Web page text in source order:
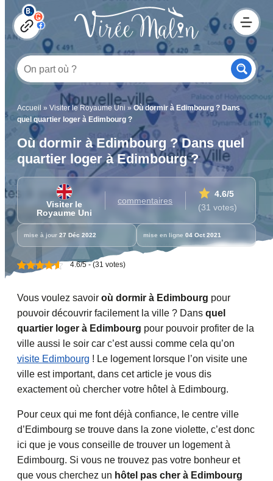
Accueil » Visiter le Royaume Uni » Où dormir à Edimbourg ? Dans
quel quartier loger à Edimbourg ?
Où dormir à Edimbourg ? Dans quel
quartier loger à Edimbourg ?
Visiter le
Royaume Uni
commentaires
4.6/5
(31 votes)
mise à jour 27 Déc 2022 mise en ligne 04 Oct 2021
4.6/5 - (31 votes)
Vous voulez savoir où dormir à Edimbourg pour
pouvoir découvrir facilement la ville ? Dans quel
quartier loger à Edimbourg pour pouvoir profiter de la
ville aussi le soir car c’est aussi comme cela qu’on
visite Edimbourg ! Le logement lorsque l’on visite une
ville est important, dans cet article je vous dis
exactement où chercher votre hôtel à Edimbourg.
Pour ceux qui me font déjà confiance, le centre ville
d’Edimbourg se trouve dans la zone violette, c’est donc
ici que je vous conseille de trouver un logement à
Edimbourg. Si vous ne trouvez pas votre bonheur et
que vous cherchez un hôtel pas cher à Edimbourg